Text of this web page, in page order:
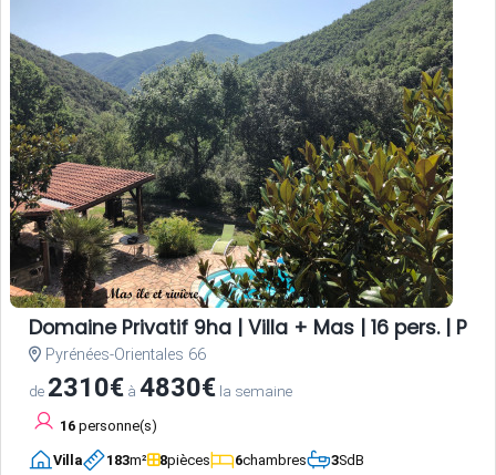
Domaine Privatif 9ha | Villa + Mas | 16 pers. |
Pyrénées-Orientales 66
de 2310€ à 4830€ la semaine
16 personne(s)
Villa 183m² 8pièces 6chambres 3SdB